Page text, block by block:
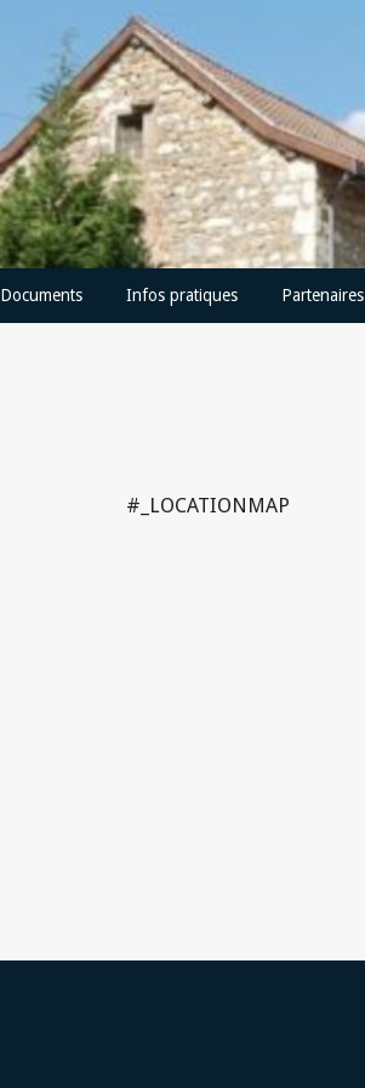
Documents Infos pratiques Partenaires
#_LOCATIONMAP